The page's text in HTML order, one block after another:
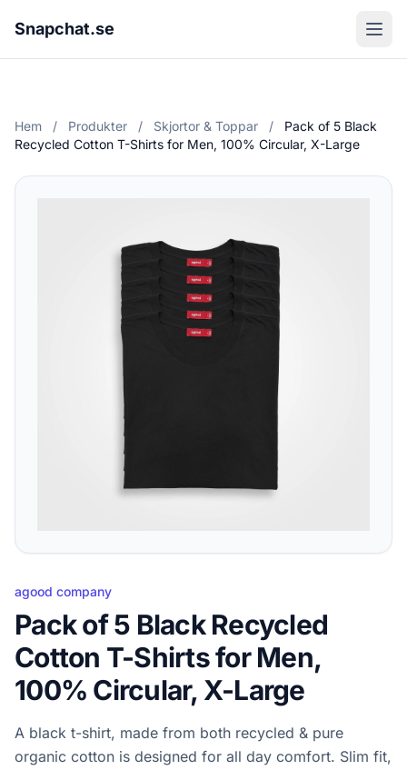
Snapchat.se
Hem / Produkter / Skjortor & Toppar /
Pack of 5 Black
Recycled Cotton T-Shirts for Men, 100% Circular, X-Large
agood company
Pack of 5 Black Recycled
Cotton T-Shirts for Men,
100% Circular, X-Large
A black t-shirt, made from both recycled & pure
organic cotton is designed for all day comfort. Slim fit,